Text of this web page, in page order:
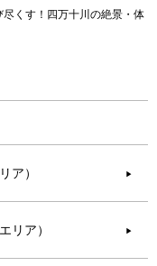
尽くす！四万十川の絶景・体
ア） ▶︎
リア） ▶︎